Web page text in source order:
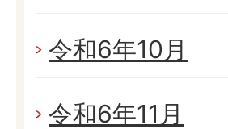
令和6年10月
令和6年11月